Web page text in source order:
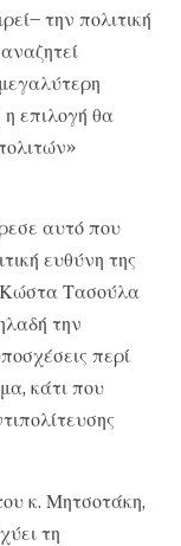
την πολιτική
επιλογή θα
αυτό που
ευθύνη της
Κώστα Τασούλα
την
περί
κάτι που
κ. Μητσοτάκη,
τη